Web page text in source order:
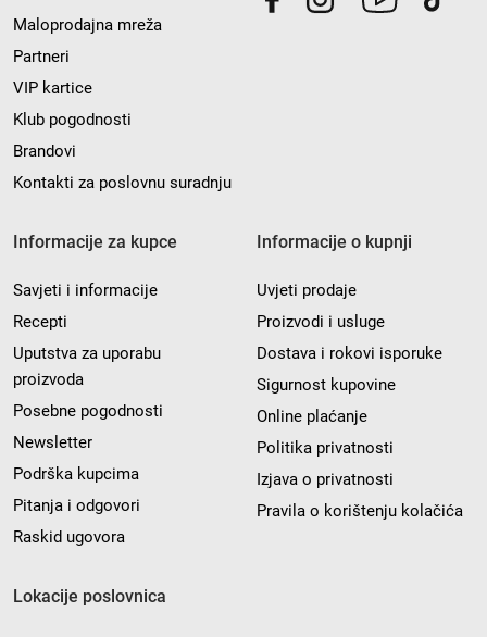
Maloprodajna mreža
Partneri
VIP kartice
Klub pogodnosti
Brandovi
Kontakti za poslovnu suradnju
Informacije za kupce
Savjeti i informacije
Recepti
Uputstva za uporabu
proizvoda
Posebne pogodnosti
Newsletter
Podrška kupcima
Pitanja i odgovori
Raskid ugovora
Informacije o kupnji
Uvjeti prodaje
Proizvodi i usluge
Dostava i rokovi isporuke
Sigurnost kupovine
Online plaćanje
Politika privatnosti
Izjava o privatnosti
Pravila o korištenju kolačića
Lokacije poslovnica